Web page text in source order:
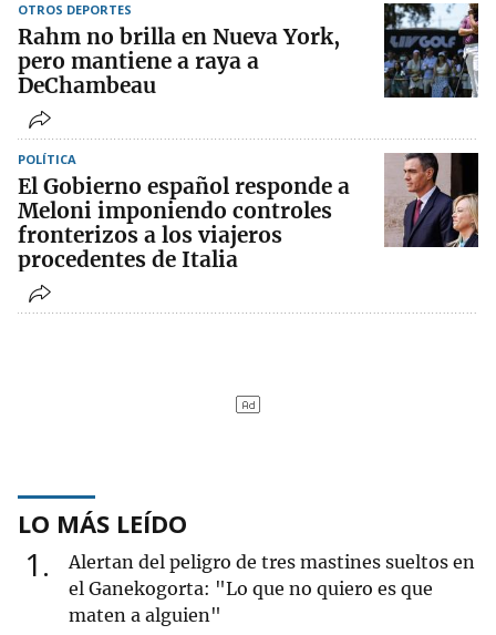
OTROS DEPORTES
Rahm no brilla en Nueva York,
pero mantiene a raya a
DeChambeau
POLÍTICA
El Gobierno español responde a
Meloni imponiendo controles
fronterizos a los viajeros
procedentes de Italia
LO MÁS LEÍDO
1
Alertan del peligro de tres mastines sueltos en
el Ganekogorta: "Lo que no quiero es que
maten a alguien"